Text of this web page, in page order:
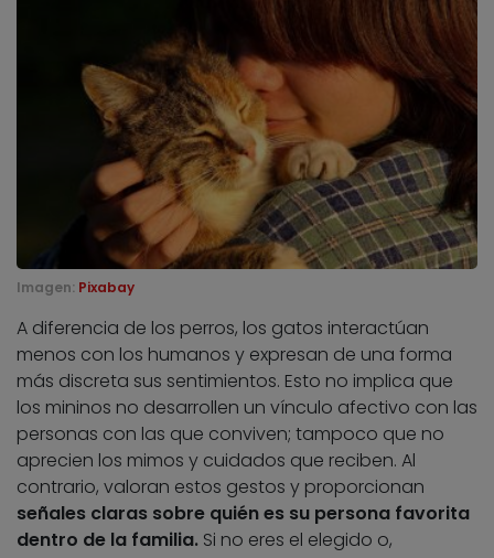
Imagen: Pixabay
A diferencia de los perros, los gatos interactúan
menos con los humanos y expresan de una forma
más discreta sus sentimientos. Esto no implica que
los mininos no desarrollen un vínculo afectivo con las
personas con las que conviven; tampoco que no
aprecien los mimos y cuidados que reciben. Al
contrario, valoran estos gestos y proporcionan
señales claras sobre quién es su persona favorita
dentro de la familia. Si no eres el elegido o,